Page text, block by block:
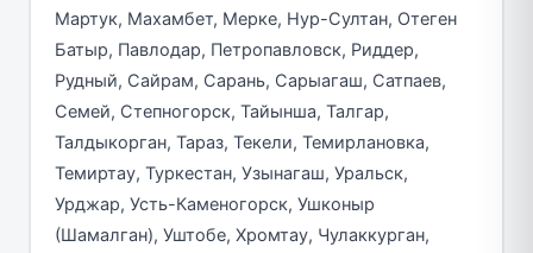
Мартук, Махамбет, Мерке, Нур-Султан, Отеген
Батыр, Павлодар, Петропавловск, Риддер,
Рудный, Сайрам, Сарань, Сарыагаш, Сатпаев,
Семей, Степногорск, Тайынша, Талгар,
Талдыкорган, Тараз, Текели, Темирлановка,
Темиртау, Туркестан, Узынагаш, Уральск,
Урджар, Усть-Каменогорск, Ушконыр
(Шамалган), Уштобе, Хромтау, Чулаккурган,